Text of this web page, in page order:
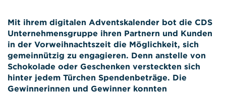
Mit ihrem digitalen Adventskalender bot die CDS
Unternehmensgruppe ihren Partnern und Kunden
in der Vorweihnachtszeit die Möglichkeit, sich
gemeinnützig zu engagieren. Denn anstelle von
Schokolade oder Geschenken versteckten sich
hinter jedem Türchen Spendenbeträge. Die
Gewinnerinnen und Gewinner konnten